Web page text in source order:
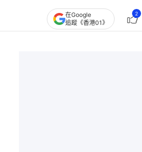
在Google
追蹤《香港01》
2